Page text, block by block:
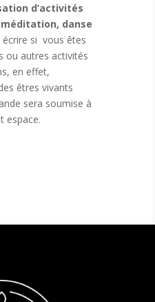
d’activités
danse
si vous êtes
ou autres activités
en effet,
êtres vivants
sera soumise à
espace.